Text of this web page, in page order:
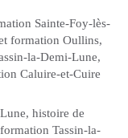
Sainte-Foy-lès-
formation Oullins,
la-Demi-Lune,
Caluire-et-Cuire
, histoire de
Tassin-la-